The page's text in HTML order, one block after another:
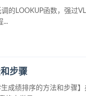
的LOOKUP函数，强过
...
步骤
成绩排序的方法和步骤